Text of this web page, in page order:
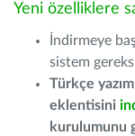
Yeni özelliklere
İndirmeye
sistem
Türkçe
eklentisini
kurulumunu